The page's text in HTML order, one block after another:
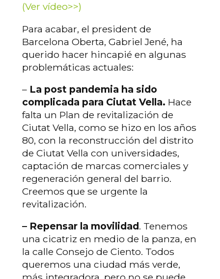
(Ver vídeo>>)
Para acabar, el president de
Barcelona Oberta, Gabriel Jené, ha
querido hacer hincapié en algunas
problemáticas actuales:
– La post pandemia ha sido
complicada para Ciutat Vella. Hace
falta un Plan de revitalización de
Ciutat Vella, como se hizo en los años
80, con la reconstrucción del distrito
de Ciutat Vella con universidades,
captación de marcas comerciales y
regeneración general del barrio.
Creemos que se urgente la
revitalización.
– Repensar la movilidad. Tenemos
una cicatriz en medio de la panza, en
la calle Consejo de Ciento. Todos
queremos una ciudad más verde,